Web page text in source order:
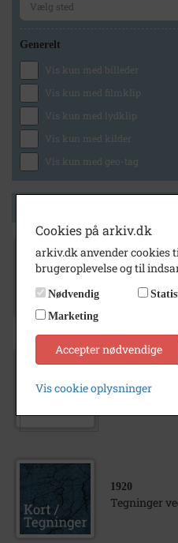
Generelt
Vis kun med billeder
Vis kun med filmklip
Vis kun med lydklip
Vis kun med kilder
Vis kun med geo-tag
1923- 1927
1920
Tegninger
Cookies på arkiv.dk
arkiv.dk anvender cookies
brugeroplevelse og til
Nødvendig
Marketing
Accepter nødvendige
Vis cookie oplysninger